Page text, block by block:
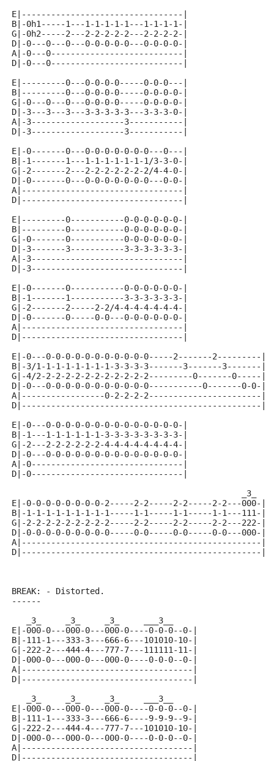
E|---------------------------------|
B|-0h1-----1---1-1-1-1-1---1-1-1-1-|
G|-0h2-----2---2-2-2-2-2---2-2-2-2-|
D|-0---0---0---0-0-0-0-0---0-0-0-0-|
A|-0---0---------------------------|
D|-0---0---------------------------|
E|---------0---0-0-0-0-----0-0-0---|
B|---------0---0-0-0-0-----0-0-0-0-|
G|-0---0---0---0-0-0-0-----0-0-0-0-|
D|-3---3---3---3-3-3-3-3---3-3-3-0-|
A|-3-------------------3-----------|
D|-3-------------------3-----------|
E|-0-------0---0-0-0-0-0-0-0---0---|
B|-1-------1---1-1-1-1-1-1-1/3-3-0-|
G|-2-------2---2-2-2-2-2-2-2/4-4-0-|
D|-0-------0---0-0-0-0-0-0-0---0-0-|
A|---------------------------------|
D|---------------------------------|
E|---------0-----------0-0-0-0-0-0-|
B|---------0-----------0-0-0-0-0-0-|
G|-0-------0-----------0-0-0-0-0-0-|
D|-3-------3-----------3-3-3-3-3-3-|
A|-3-------------------------------|
D|-3-------------------------------|
E|-0-------0-----------0-0-0-0-0-0-|
B|-1-------1-----------3-3-3-3-3-3-|
G|-2-------2-----2-2/4-4-4-4-4-4-4-|
D|-0-------0-----0-0---0-0-0-0-0-0-|
A|---------------------------------|
D|---------------------------------|
E|-0---0-0-0-0-0-0-0-0-0-0-0-----2-------2---------|
B|-3/1-1-1-1-1-1-1-1-3-3-3-3-------3-------3-------|
G|-4/2-2-2-2-2-2-2-2-2-2-2-2---------0-------0-----|
D|-0---0-0-0-0-0-0-0-0-0-0-0-----------0-------0-0-|
A|-----------------0-2-2-2-2-----------------------|
D|-------------------------------------------------|
E|-0---0-0-0-0-0-0-0-0-0-0-0-0-0-0-|
B|-1---1-1-1-1-1-1-3-3-3-3-3-3-3-3-|
G|-2---2-2-2-2-2-2-4-4-4-4-4-4-4-4-|
D|-0---0-0-0-0-0-0-0-0-0-0-0-0-0-0-|
A|-0-------------------------------|
D|-0-------------------------------|
                                               _3_
E|-0-0-0-0-0-0-0-0-2-----2-2-----2-2-----2-2---000-|
B|-1-1-1-1-1-1-1-1-1-----1-1-----1-1-----1-1---111-|
G|-2-2-2-2-2-2-2-2-2-----2-2-----2-2-----2-2---222-|
D|-0-0-0-0-0-0-0-0-0-----0-0-----0-0-----0-0---000-|
A|-------------------------------------------------|
D|-------------------------------------------------|
BREAK: - Distorted.
------
   _3_     _3_     _3_     ___3__
E|-000-0---000-0---000-0----0-0-0--0-|
B|-111-1---333-3---666-6---101010-10-|
G|-222-2---444-4---777-7---111111-11-|
D|-000-0---000-0---000-0----0-0-0--0-|
A|-----------------------------------|
D|-----------------------------------|
   _3_     _3_     _3_     ___3__
E|-000-0---000-0---000-0----0-0-0--0-|
B|-111-1---333-3---666-6----9-9-9--9-|
G|-222-2---444-4---777-7---101010-10-|
D|-000-0---000-0---000-0----0-0-0--0-|
A|-----------------------------------|
D|-----------------------------------|